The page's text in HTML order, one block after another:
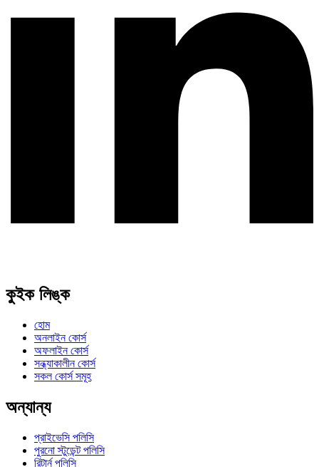
কুইক লিঙ্ক
হোম
অনলাইন কোর্স
অফলাইন কোর্স
সন্ধ্যাকালীন কোর্স
সকল কোর্স সমূহ
অন্যান্য
প্রাইভেসি পলিসি
পুরনো স্টুডেন্ট পলিসি
রিটার্ন পলিসি